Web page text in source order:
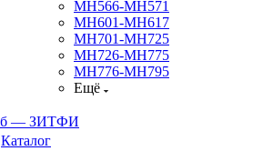
МН566-МН571
МН601-МН617
МН701-МН725
МН726-МН775
МН776-МН795
Ещё
Каталог